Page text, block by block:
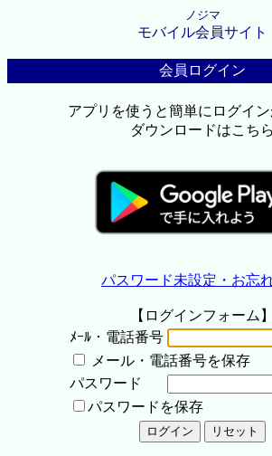
ノジマ
モバイル会員サイト
会員ログイン
アプリを使うと簡単にログイ
ダウンロードはこちら
パスワード未設定・お忘
【ログインフォーム】
ﾒｰﾙ・電話番号
メール・電話番号を保存
パスワード
パスワードを保存